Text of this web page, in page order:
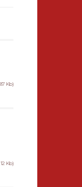
Kb)
Kb)